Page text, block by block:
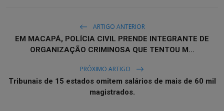
ARTIGO ANTERIOR
EM MACAPÁ, POLÍCIA CIVIL PRENDE INTEGRANTE DE
ORGANIZAÇÃO CRIMINOSA QUE TENTOU M...
PRÓXIMO ARTIGO
Tribunais de 15 estados omitem salários de mais de 60 mil
magistrados.